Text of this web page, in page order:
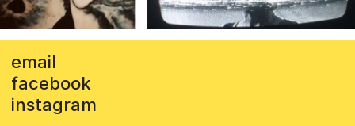
email
facebook
instagram